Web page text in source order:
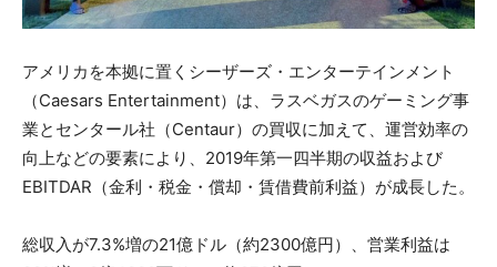
アメリカを本拠に置くシーザーズ・エンターテインメント
（Caesars Entertainment）は、ラスベガスのゲーミング事
業とセンタール社（Centaur）の買収に加えて、運営効率の
向上などの要素により、2019年第一四半期の収益および
EBITDAR（金利・税金・償却・賃借費前利益）が成長した。
総収入が7.3%増の21億ドル（約2300億円）、営業利益は